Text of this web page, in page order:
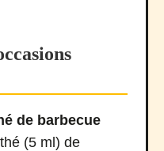
de barbecue
(5 ml) de